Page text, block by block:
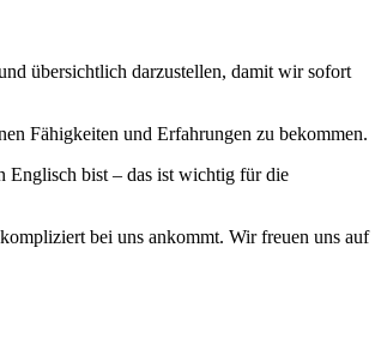
übersichtlich darzustellen, damit wir sofort
Fähigkeiten und Erfahrungen zu bekommen.
Englisch bist – das ist wichtig für die
bei uns ankommt. Wir freuen uns auf